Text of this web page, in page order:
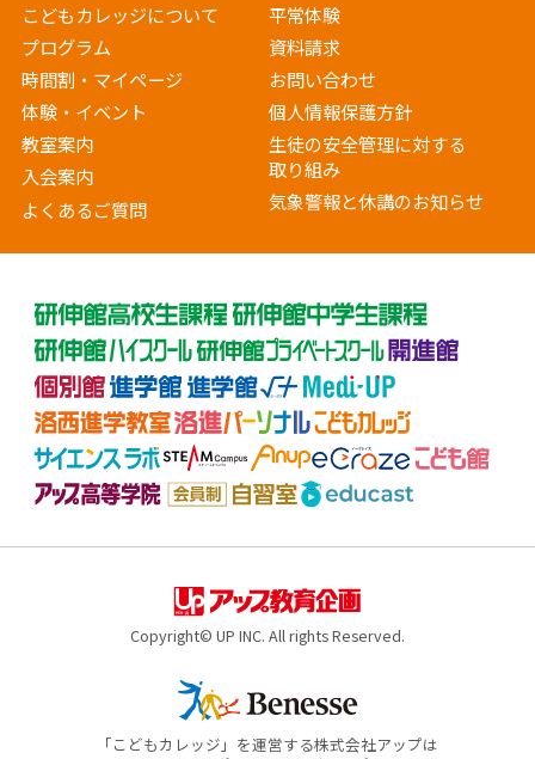
こどもカレッジについて
プログラム
時間割・マイページ
体験・イベント
教室案内
入会案内
よくあるご質問
平常体験
資料請求
お問い合わせ
個人情報保護方針
生徒の安全管理に対する
取り組み
気象警報と休講のお知らせ
Copyright© UP INC. All rights Reserved.
「こどもカレッジ」を運営する株式会社アップは